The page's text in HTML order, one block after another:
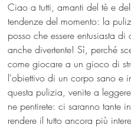
Ciao a tutti, amanti del tè e
tendenze del momento: la
posso che essere entusiasta
anche divertente! Sì, perché
come giocare a un gioco di
l'obiettivo di un corpo sano e
questa pulizia, venite a
ne pentirete: ci saranno tante
rendere il tutto ancora più